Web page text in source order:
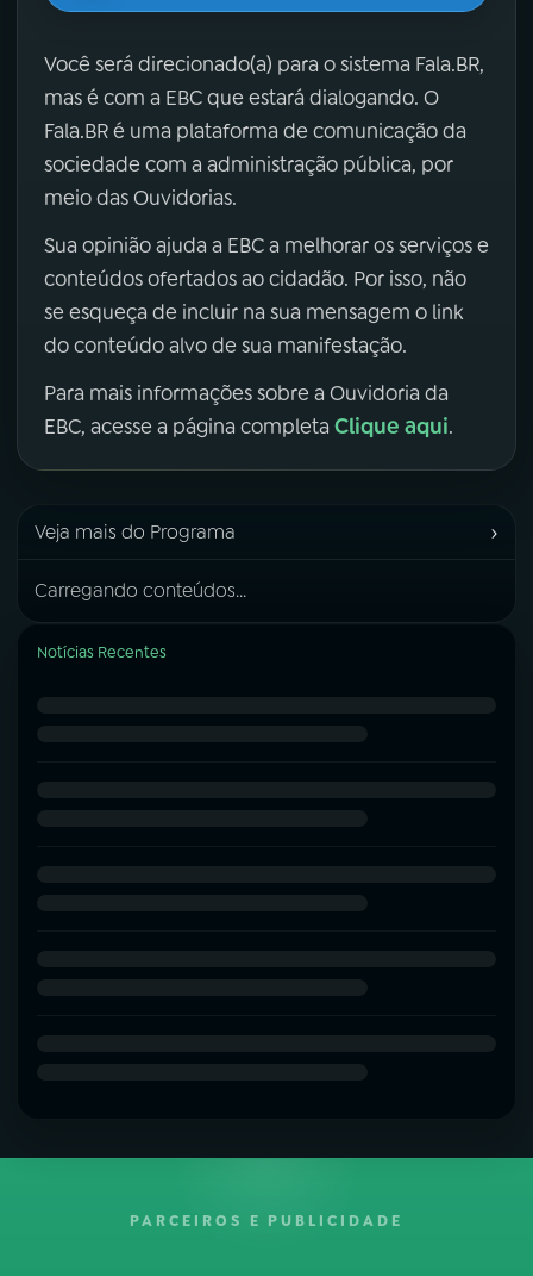
Você será direcionado(a) para o sistema Fala.BR,
mas é com a EBC que estará dialogando. O
Fala.BR é uma plataforma de comunicação da
sociedade com a administração pública, por
meio das Ouvidorias.
Sua opinião ajuda a EBC a melhorar os serviços e
conteúdos ofertados ao cidadão. Por isso, não
se esqueça de incluir na sua mensagem o link
do conteúdo alvo de sua manifestação.
Para mais informações sobre a Ouvidoria da
EBC, acesse a página completa Clique aqui.
Veja mais do Programa ›
Carregando conteúdos...
Notícias Recentes
PARCEIROS E PUBLICIDADE